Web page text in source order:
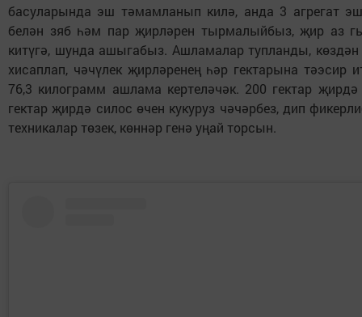
басуларында эш тәмамланып килә, анда 3 агрегат
белән зяб һәм пар җирләрен тырмалыйбыз, җир аз
китүгә, шунда ашыгабыз. Ашламалар тупланды, көздән
хисаплап, чәчүлек җирләренең һәр гектарына тәэсир
76,3 килограмм ашлама кертеләчәк. 200 гектар
гектар җирдә силос өчен кукуруз чәчәрбез, дип
техникалар төзек, көннәр генә уңай торсын.